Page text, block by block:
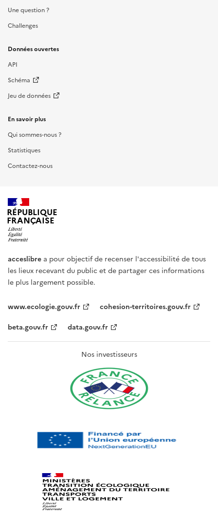
Une question ?
Challenges
Données ouvertes
API
Schéma
Jeu de données
En savoir plus
Qui sommes-nous ?
Statistiques
Contactez-nous
RÉPUBLIQUE
FRANÇAISE
acceslibre a pour objectif de recenser l'accessibilité de tous
les lieux recevant du public et de partager ces informations
le plus largement possible.
www.ecologie.gouv.fr
cohesion-territoires.gouv.fr
beta.gouv.fr
data.gouv.fr
Nos investisseurs